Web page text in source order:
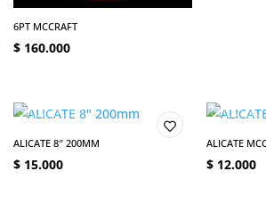
6PT MCCRAFT
$ 160.000
ALICATE 8″ 200MM
$ 15.000
ALICATE
$ 12.000